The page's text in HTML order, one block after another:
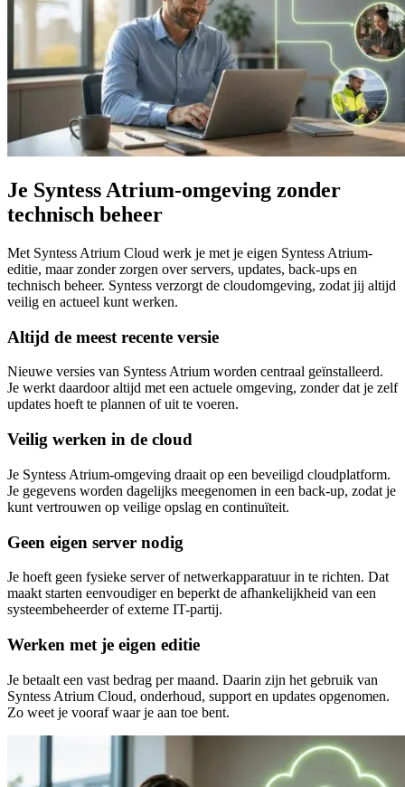
Je Syntess Atrium-omgeving zonder
technisch beheer
Met Syntess Atrium Cloud werk je met je eigen Syntess Atrium-
editie, maar zonder zorgen over servers, updates, back-ups en
technisch beheer. Syntess verzorgt de cloudomgeving, zodat jij altijd
veilig en actueel kunt werken.
Altijd de meest recente versie
Nieuwe versies van Syntess Atrium worden centraal geïnstalleerd.
Je werkt daardoor altijd met een actuele omgeving, zonder dat je zelf
updates hoeft te plannen of uit te voeren.
Veilig werken in de cloud
Je Syntess Atrium-omgeving draait op een beveiligd cloudplatform.
Je gegevens worden dagelijks meegenomen in een back-up, zodat je
kunt vertrouwen op veilige opslag en continuïteit.
Geen eigen server nodig
Je hoeft geen fysieke server of netwerkapparatuur in te richten. Dat
maakt starten eenvoudiger en beperkt de afhankelijkheid van een
systeembeheerder of externe IT-partij.
Werken met je eigen editie
Je betaalt een vast bedrag per maand. Daarin zijn het gebruik van
Syntess Atrium Cloud, onderhoud, support en updates opgenomen.
Zo weet je vooraf waar je aan toe bent.